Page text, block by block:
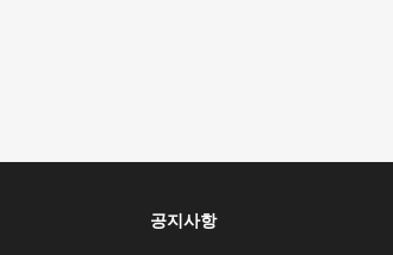
공지사항